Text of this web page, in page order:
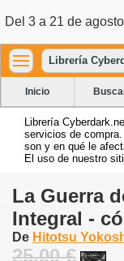
Del 3 a 21 de
Librería
Inicio
Librería
servicios de
son y en qué le
El uso de nuestro
La Guerra
Integral -
De Hitotsu
25.00 €